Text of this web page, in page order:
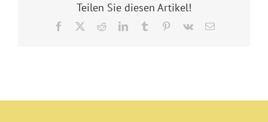
Teilen Sie diesen Artikel!
Facebook RedditLinkedInTumblr Pinterest
Vk
E-